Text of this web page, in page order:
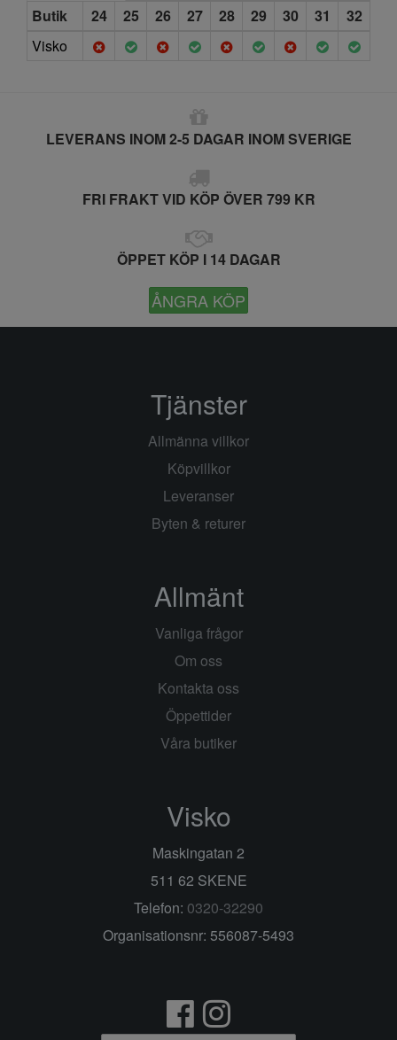
Butik
24 25 26 27 28 29 30 31
32
Visko
LEVERANS INOM 2-5 DAGAR INOM SVERIGE
FRI FRAKT VID KÖP ÖVER 799 KR
ÖPPET KÖP I 14 DAGAR
ÅNGRA KÖP
Tjänster
Allmänna villkor
Köpvillkor
Leveranser
Byten & returer
Allmänt
Vanliga frågor
Om oss
Kontakta oss
Öppettider
Våra butiker
Visko
Maskingatan 2
511 62 SKENE
Telefon: 0320-32290
Organisationsnr: 556087-5493